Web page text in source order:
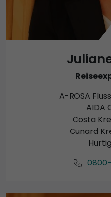
A-ROSA
AIDA
Costa
Cunard